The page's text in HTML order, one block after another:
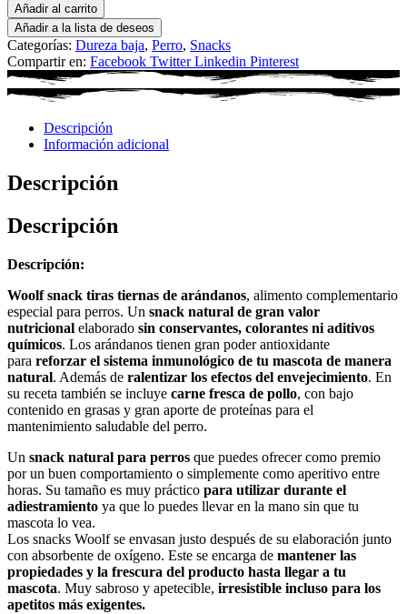
Añadir al carrito
Añadir a la lista de deseos
Categorías: Dureza baja, Perro, Snacks
Compartir en: Facebook Twitter Linkedin Pinterest
Descripción
Información adicional
Descripción
Descripción
Descripción:
Woolf snack tiras tiernas de arándanos, alimento complementario
especial para perros. Un snack natural de gran valor
nutricional elaborado sin conservantes, colorantes ni aditivos
químicos. Los arándanos tienen gran poder antioxidante
para reforzar el sistema inmunológico de tu mascota de manera
natural. Además de ralentizar los efectos del envejecimiento. En
su receta también se incluye carne fresca de pollo, con bajo
contenido en grasas y gran aporte de proteínas para el
mantenimiento saludable del perro.
Un snack natural para perros que puedes ofrecer como premio
por un buen comportamiento o simplemente como aperitivo entre
horas. Su tamaño es muy práctico para utilizar durante el
adiestramiento ya que lo puedes llevar en la mano sin que tu
mascota lo vea.
Los snacks Woolf se envasan justo después de su elaboración junto
con absorbente de oxígeno. Este se encarga de mantener las
propiedades y la frescura del producto hasta llegar a tu
mascota. Muy sabroso y apetecible, irresistible incluso para los
apetitos más exigentes.